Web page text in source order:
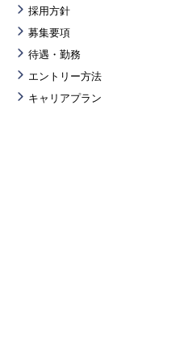
採用方針
募集要項
待遇・勤務
エントリー方法
キャリアプラン